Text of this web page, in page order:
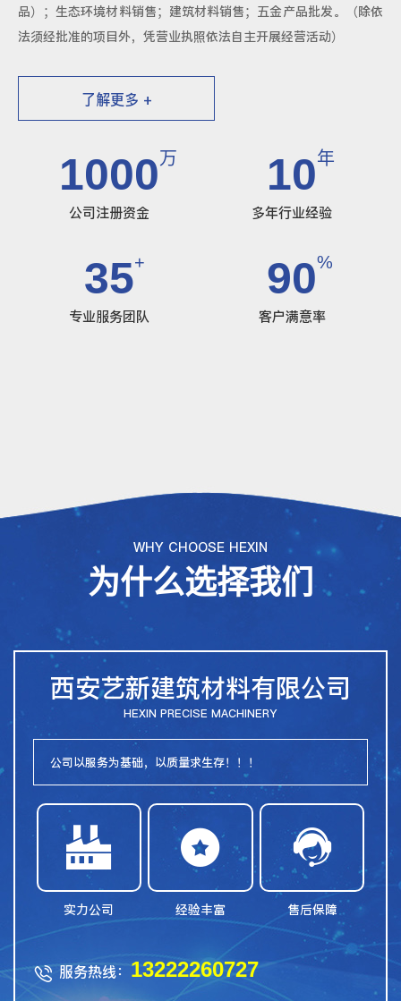
品）；生态环境材料销售；建筑材料销售；五金产品批发。（除依
法须经批准的项目外，凭营业执照依法自主开展经营活动）
了解更多 +
1000万
公司注册资金
10年
多年行业经验
35+
专业服务团队
90%
客户满意率
WHY CHOOSE HEXIN
为什么选择我们
西安艺新建筑材料有限公司
HEXIN PRECISE MACHINERY
公司以服务为基础，以质量求生存！！！

实力公司

经验丰富

售后保障
 服务热线： 13222260727